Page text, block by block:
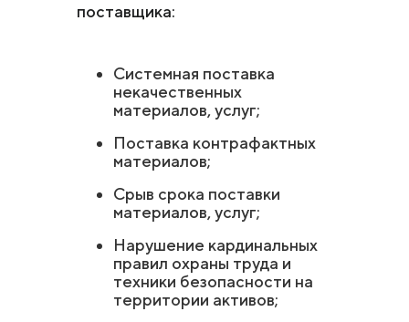
поставщика:
Системная поставка
некачественных
материалов, услуг;
Поставка контрафактных
материалов;
Срыв срока поставки
материалов, услуг;
Нарушение кардинальных
правил охраны труда и
техники безопасности на
территории активов;